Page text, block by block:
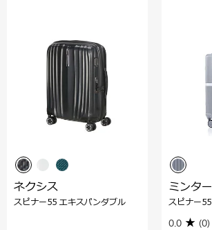
ネクシス
スピナー55 エキスパンダブル
ミンター
スピナー55
0.0 (0)